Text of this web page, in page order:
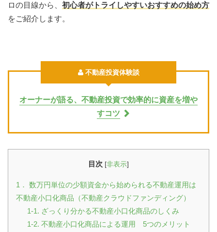
ロの目線から、 初心者がトライしやすいおすすめの始め方
をご紹介します。
不動産投資体験談
オーナーが語る、不動産投資で効率的に資産を増や
すコツ
目次 [非表示]
1． 数万円単位の少額資金から始められる不動産運用は
不動産小口化商品（不動産クラウドファンディング）
1-1. ざっくり分かる不動産小口化商品のしくみ
1-2. 不動産小口化商品による運用 5つのメリット